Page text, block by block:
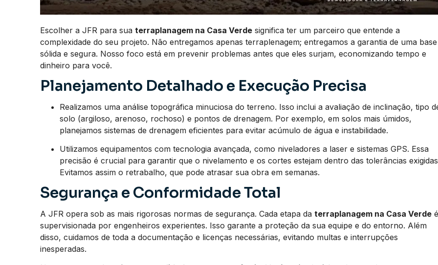
Escolher a JFR para sua terraplanagem na Casa Verde significa ter um parceiro que entende a
complexidade do seu projeto. Não entregamos apenas terraplenagem; entregamos a garantia de uma base
sólida e segura. Nosso foco está em prevenir problemas antes que eles surjam, economizando tempo e
dinheiro para você.
Planejamento Detalhado e Execução Precisa
Realizamos uma análise topográfica minuciosa do terreno. Isso inclui a avaliação de inclinação, tipo
solo (argiloso, arenoso, rochoso) e pontos de drenagem. Por exemplo, em solos mais úmidos,
planejamos sistemas de drenagem eficientes para evitar acúmulo de água e instabilidade.
Utilizamos equipamentos com tecnologia avançada, como niveladores a laser e sistemas GPS. Essa
precisão é crucial para garantir que o nivelamento e os cortes estejam dentro das tolerâncias
Evitamos assim o retrabalho, que pode atrasar sua obra em semanas.
Segurança e Conformidade Total
A JFR opera sob as mais rigorosas normas de segurança. Cada etapa da terraplanagem na Casa Verde é
supervisionada por engenheiros experientes. Isso garante a proteção da sua equipe e do entorno. Além
disso, cuidamos de toda a documentação e licenças necessárias, evitando multas e interrupções
inesperadas.